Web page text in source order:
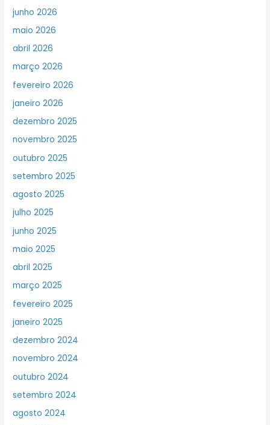
junho 2026
maio 2026
abril 2026
março 2026
fevereiro 2026
janeiro 2026
dezembro 2025
novembro 2025
outubro 2025
setembro 2025
agosto 2025
julho 2025
junho 2025
maio 2025
abril 2025
março 2025
fevereiro 2025
janeiro 2025
dezembro 2024
novembro 2024
outubro 2024
setembro 2024
agosto 2024